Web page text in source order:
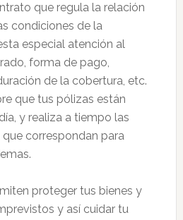
que regula la relación
condiciones de la
especial atención al
forma de pago,
de la cobertura, etc.
que tus pólizas están
y realiza a tiempo las
correspondan para
proteger tus bienes y
y así cuidar tu